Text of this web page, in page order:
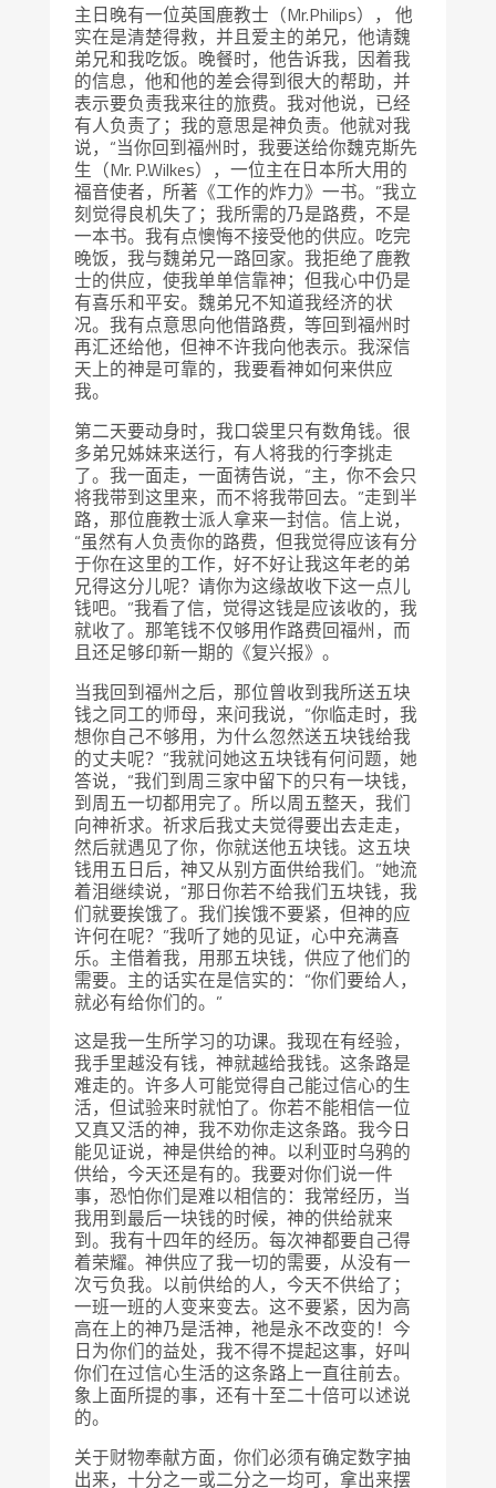
主日晚有一位英国鹿教士（Mr.Philips）， 他
实在是清楚得救，并且爱主的弟兄，他请魏
弟兄和我吃饭。晚餐时，他告诉我，因着我
的信息，他和他的差会得到很大的帮助，并
表示要负责我来往的旅费。我对他说，已经
有人负责了；我的意思是神负责。他就对我
说，“当你回到福州时，我要送给你魏克斯先
生（Mr. P.Wilkes），一位主在日本所大用的
福音使者，所著《工作的炸力》一书。”我立
刻觉得良机失了；我所需的乃是路费，不是
一本书。我有点懊悔不接受他的供应。吃完
晚饭，我与魏弟兄一路回家。我拒绝了鹿教
士的供应，使我单单信靠神；但我心中仍是
有喜乐和平安。魏弟兄不知道我经济的状
况。我有点意思向他借路费，等回到福州时
再汇还给他，但神不许我向他表示。我深信
天上的神是可靠的，我要看神如何来供应
我。
第二天要动身时，我口袋里只有数角钱。很
多弟兄姊妹来送行，有人将我的行李挑走
了。我一面走，一面祷告说，“主，你不会只
将我带到这里来，而不将我带回去。”走到半
路，那位鹿教士派人拿来一封信。信上说，
“虽然有人负责你的路费，但我觉得应该有分
于你在这里的工作，好不好让我这年老的弟
兄得这分儿呢？请你为这缘故收下这一点儿
钱吧。”我看了信，觉得这钱是应该收的，我
就收了。那笔钱不仅够用作路费回福州，而
且还足够印新一期的《复兴报》。
当我回到福州之后，那位曾收到我所送五块
钱之同工的师母，来问我说，“你临走时，我
想你自己不够用，为什么忽然送五块钱给我
的丈夫呢？”我就问她这五块钱有何问题，她
答说，“我们到周三家中留下的只有一块钱，
到周五一切都用完了。所以周五整天，我们
向神祈求。祈求后我丈夫觉得要出去走走，
然后就遇见了你，你就送他五块钱。这五块
钱用五日后，神又从别方面供给我们。”她流
着泪继续说，“那日你若不给我们五块钱，我
们就要挨饿了。我们挨饿不要紧，但神的应
许何在呢？”我听了她的见证，心中充满喜
乐。主借着我，用那五块钱，供应了他们的
需要。主的话实在是信实的：“你们要给人，
就必有给你们的。”
这是我一生所学习的功课。我现在有经验，
我手里越没有钱，神就越给我钱。这条路是
难走的。许多人可能觉得自己能过信心的生
活，但试验来时就怕了。你若不能相信一位
又真又活的神，我不劝你走这条路。我今日
能见证说，神是供给的神。以利亚时乌鸦的
供给，今天还是有的。我要对你们说一件
事，恐怕你们是难以相信的：我常经历，当
我用到最后一块钱的时候，神的供给就来
到。我有十四年的经历。每次神都要自己得
着荣耀。神供应了我一切的需要，从没有一
次亏负我。以前供给的人，今天不供给了；
一班一班的人变来变去。这不要紧，因为高
高在上的神乃是活神，祂是永不改变的！今
日为你们的益处，我不得不提起这事，好叫
你们在过信心生活的这条路上一直往前去。
象上面所提的事，还有十至二十倍可以述说
的。
关于财物奉献方面，你们必须有确定数字抽
出来，十分之一或二分之一均可，拿出来摆